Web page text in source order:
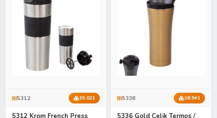
5312 15.021
5312 Krom French Press
5336 18.541
5336 Gold Çelik Termos /